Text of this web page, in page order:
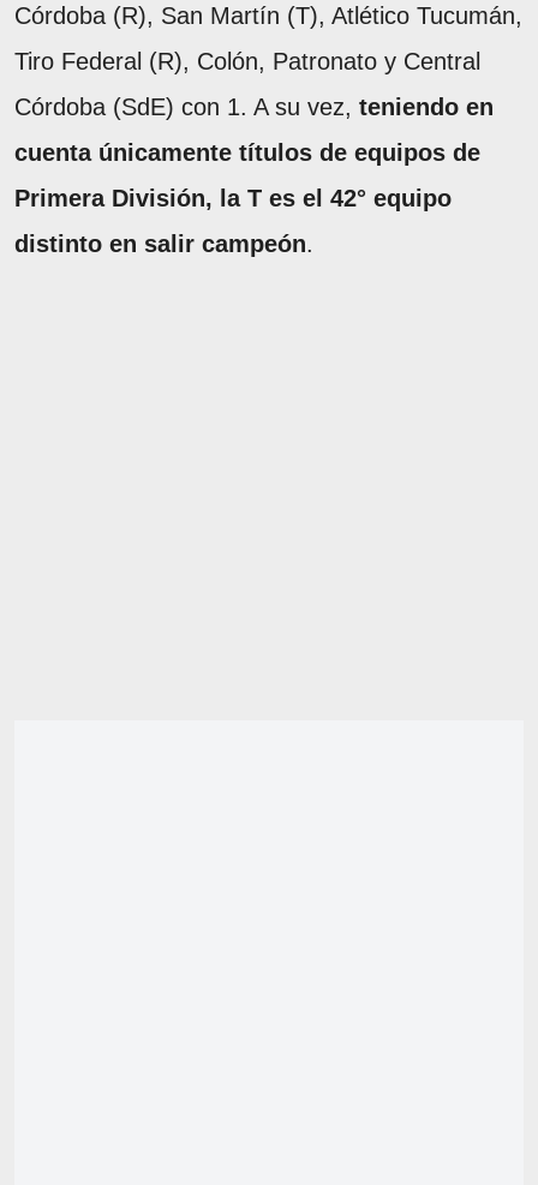
Córdoba (R), San Martín (T), Atlético Tucumán,
Tiro Federal (R), Colón, Patronato y Central
Córdoba (SdE) con 1. A su vez, teniendo en
cuenta únicamente títulos de equipos de
Primera División, la T es el 42° equipo
distinto en salir campeón.